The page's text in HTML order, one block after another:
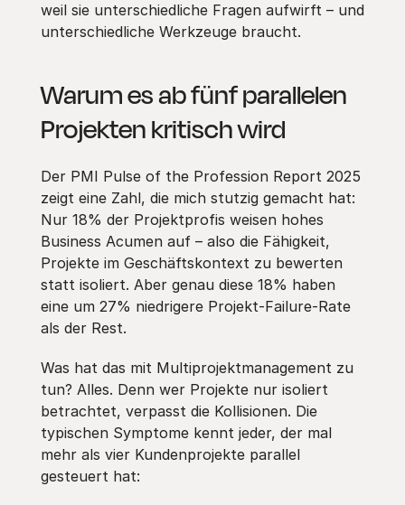
weil sie unterschiedliche Fragen aufwirft – und
unterschiedliche Werkzeuge braucht.
Warum es ab fünf parallelen
Projekten kritisch wird
Der PMI Pulse of the Profession Report 2025
zeigt eine Zahl, die mich stutzig gemacht hat:
Nur 18% der Projektprofis weisen hohes
Business Acumen auf – also die Fähigkeit,
Projekte im Geschäftskontext zu bewerten
statt isoliert. Aber genau diese 18% haben
eine um 27% niedrigere Projekt-Failure-Rate
als der Rest.
Was hat das mit Multiprojektmanagement zu
tun? Alles. Denn wer Projekte nur isoliert
betrachtet, verpasst die Kollisionen. Die
typischen Symptome kennt jeder, der mal
mehr als vier Kundenprojekte parallel
gesteuert hat: